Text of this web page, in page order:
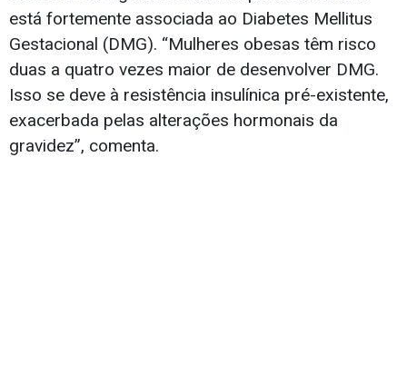
está fortemente associada ao Diabetes Mellitus
Gestacional (DMG). “Mulheres obesas têm risco
duas a quatro vezes maior de desenvolver DMG.
Isso se deve à resistência insulínica pré-existente,
exacerbada pelas alterações hormonais da
gravidez”, comenta.